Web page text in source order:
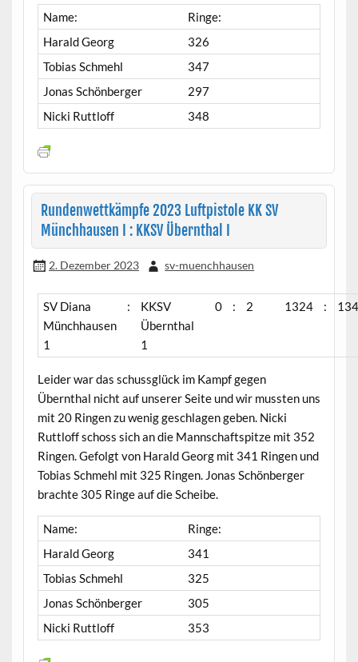
Name:
Ringe:
Harald Georg
326
Tobias Schmehl
347
Jonas Schönberger
297
Nicki Ruttloff
348
Rundenwettkämpfe 2023 Luftpistole KK SV
Münchhausen I : KKSV Übernthal I
2. Dezember 2023 sv-muenchhausen
SV Diana
Münchhausen
1
:
KKSV
Übernthal
1
0 : 2 1324 :
Leider war das schussglück im Kampf gegen
Übernthal nicht auf unserer Seite und wir mussten uns
mit 20 Ringen zu wenig geschlagen geben. Nicki
Ruttloff schoss sich an die Mannschaftspitze mit 352
Ringen. Gefolgt von Harald Georg mit 341 Ringen und
Tobias Schmehl mit 325 Ringen. Jonas Schönberger
brachte 305 Ringe auf die Scheibe.
Name:
Ringe:
Harald Georg
341
Tobias Schmehl
325
Jonas Schönberger
305
Nicki Ruttloff
353